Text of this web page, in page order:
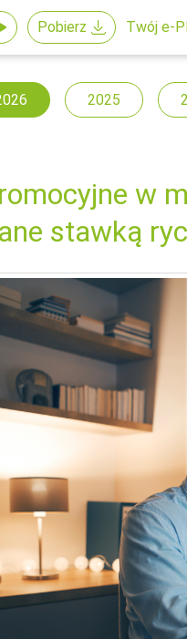
Pobierz Twój e-
2025
w
stawką